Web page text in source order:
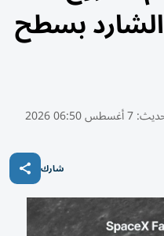
بسطح
7 أغسطس 06:50 2026
شارك